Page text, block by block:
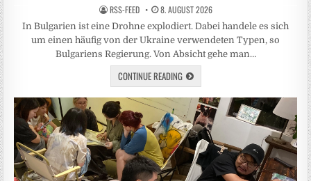
RSS-FEED 8. AUGUST 2026
In Bulgarien ist eine Drohne explodiert. Dabei handele es sich
um einen häufig von der Ukraine verwendeten Typen, so
Bulgariens Regierung. Von Absicht gehe man…
CONTINUE READING